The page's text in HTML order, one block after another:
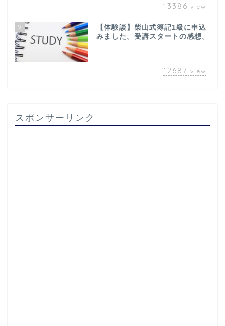
13386 view
9
【体験談】柴山式簿記1級に申込
みました。受講スタートの感想。
12687 view
スポンサーリンク